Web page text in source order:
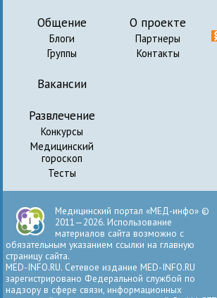
Общение
Блоги
Группы
Вакансии
Развлечение
Конкурсы
Медицинский
гороскоп
Тесты
О проекте
Партнеры
Контакты
Медицинский портал «МЕД-инфо» ©
2011—2026. Использование
материалов сайта возможно с
обязательным указанием ссылки на главную
страницу сайта.
MED-INFO.RU. Сетевое издание MED-INFO.RU
зарегистрировано Федеральной службой по
надзору в сфере связи, информационных